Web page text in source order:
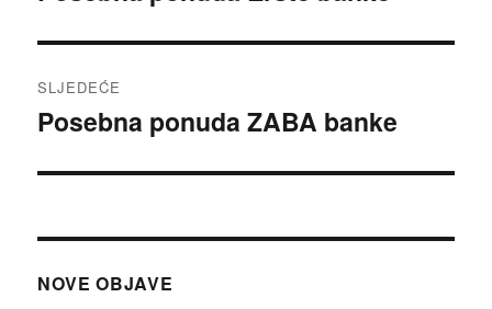
SLJEDEĆE
Sljedeća
Posebna ponuda ZABA banke
NOVE OBJAVE